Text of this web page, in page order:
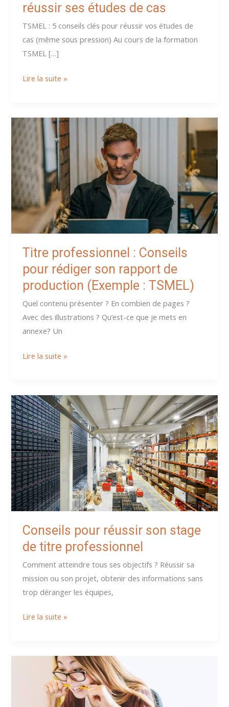
réussir ses études de cas
TSMEL : 5 conseils clés pour réussir vos études de
cas (même sous pression) Au cours de la formation
TSMEL […]
Titre
conseils
pour
réussir
ses
études
cas
Lire la suite »
Titre professionnel : Conseils
pour rédiger son rapport de
production (Exemple : TSMEL)
Quel contenu présenter ? En combien de pages ?
Avec des illustrations ? Qu’est-ce que je mets en
annexe? Un
Titre
Conseils
pour
rédiger
son
rapport
de
production
(Exemple
:
Lire la suite »
Conseils pour réussir son stage
de titre professionnel
Comment atteindre tous ses objectifs ? Réussir sa
mission ou son projet, obtenir des informations sans
trop déranger les équipes,
Conseils
son
Lire la suite »